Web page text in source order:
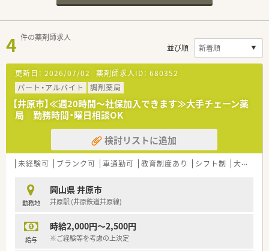
4 件の薬剤師求人
並び順
更新日： 2026/07/02 薬剤師求人ID： 680352
パート・アルバイト
調剤薬局
【井原市】≪週20時間～社保加入できます≫大手チェーン薬
局 勤務時間・曜日相談OK
検討リストに追加
未経験可 ブランク可 車通勤可 教育制度あり シフト制 大手チェーン以外
勤務地
岡山県 井原市
井原駅 (井原鉄道井原線)
給与
時給2,000円～2,500円
※ご経験等を考慮の上決定